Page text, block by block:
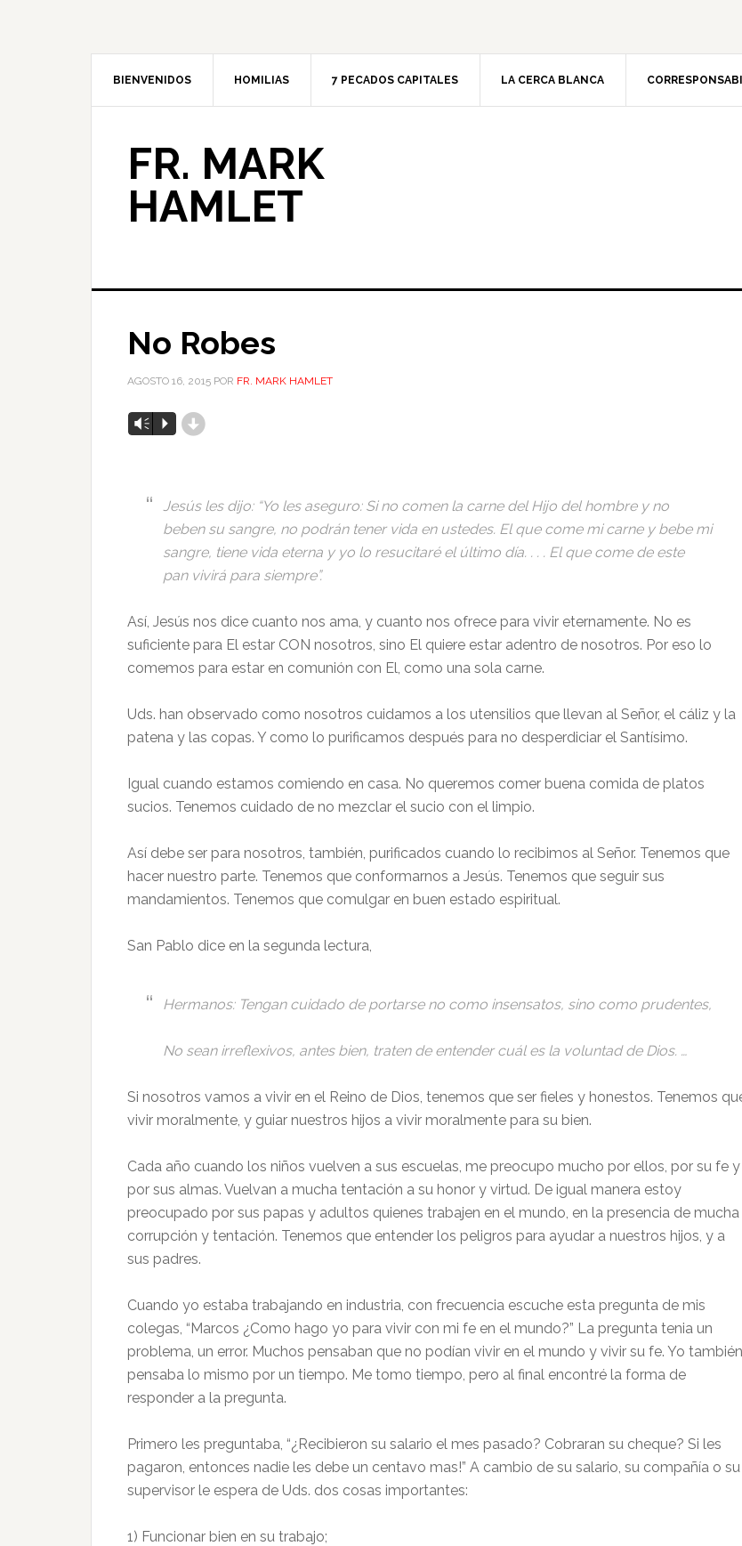
BIENVENIDOS HOMILIAS 7 PECADOS CAPITALES LA CERCA BLANCA
FR. MARK
HAMLET
No Robes
AGOSTO 16, 2015 POR FR. MARK HAMLET
Reproductor
Vm P d
Jesús les dijo: “Yo les aseguro: Si no comen la carne del Hijo del hombre y no
beben su sangre, no podrán tener vida en ustedes. El que come mi carne y bebe mi
sangre, tiene vida eterna y yo lo resucitaré el último día. . . . El que come de este
pan vivirá para siempre”.
Así, Jesús nos dice cuanto nos ama, y cuanto nos ofrece para vivir eternamente. No es
suficiente para El estar CON nosotros, sino El quiere estar adentro de nosotros. Por eso lo
comemos para estar en comunión con El, como una sola carne.
Uds. han observado como nosotros cuidamos a los utensilios que llevan al Señor, el cáliz y la
patena y las copas. Y como lo purificamos después para no desperdiciar el Santísimo.
Igual cuando estamos comiendo en casa. No queremos comer buena comida de platos
sucios. Tenemos cuidado de no mezclar el sucio con el limpio.
Así debe ser para nosotros, también, purificados cuando lo recibimos al Señor. Tenemos que
hacer nuestro parte. Tenemos que conformarnos a Jesús. Tenemos que seguir sus
mandamientos. Tenemos que comulgar en buen estado espiritual.
San Pablo dice en la segunda lectura,
Hermanos: Tengan cuidado de portarse no como insensatos, sino como prudentes,
No sean irreflexivos, antes bien, traten de entender cuál es la voluntad de Dios. …
Si nosotros vamos a vivir en el Reino de Dios, tenemos que ser fieles y honestos. Tenemos
vivir moralmente, y guiar nuestros hijos a vivir moralmente para su bien.
Cada año cuando los niños vuelven a sus escuelas, me preocupo mucho por ellos, por su fe y
por sus almas. Vuelvan a mucha tentación a su honor y virtud. De igual manera estoy
preocupado por sus papas y adultos quienes trabajen en el mundo, en la presencia de mucha
corrupción y tentación. Tenemos que entender los peligros para ayudar a nuestros hijos, y a
sus padres.
Cuando yo estaba trabajando en industria, con frecuencia escuche esta pregunta de mis
colegas, “Marcos ¿Como hago yo para vivir con mi fe en el mundo?” La pregunta tenia un
problema, un error. Muchos pensaban que no podían vivir en el mundo y vivir su fe. Yo también
pensaba lo mismo por un tiempo. Me tomo tiempo, pero al final encontré la forma de
responder a la pregunta.
Primero les preguntaba, “¿Recibieron su salario el mes pasado? Cobraran su cheque? Si les
pagaron, entonces nadie les debe un centavo mas!” A cambio de su salario, su compañía o su
supervisor le espera de Uds. dos cosas importantes:
1) Funcionar bien en su trabajo;